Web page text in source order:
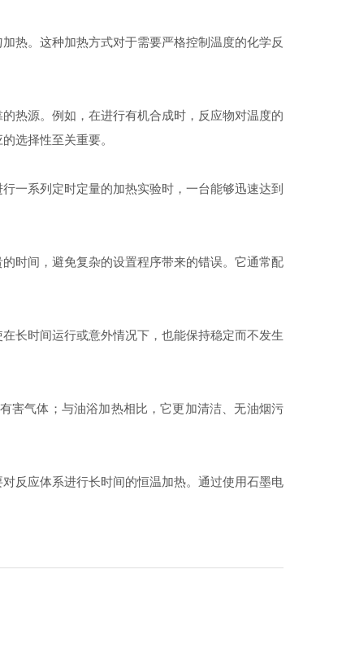
热。这种加热方式对于需要严格控制温度的化学反
热源。例如，在进行有机合成时，反应物对温度的
选择性至关重要。
系列定时定量的加热实验时，一台能够迅速达到
时间，避免复杂的设置程序带来的错误。它通常配
长时间运行或意外情况下，也能保持稳定而不发生
气体；与油浴加热相比，它更加清洁、无油烟污
反应体系进行长时间的恒温加热。通过使用石墨电